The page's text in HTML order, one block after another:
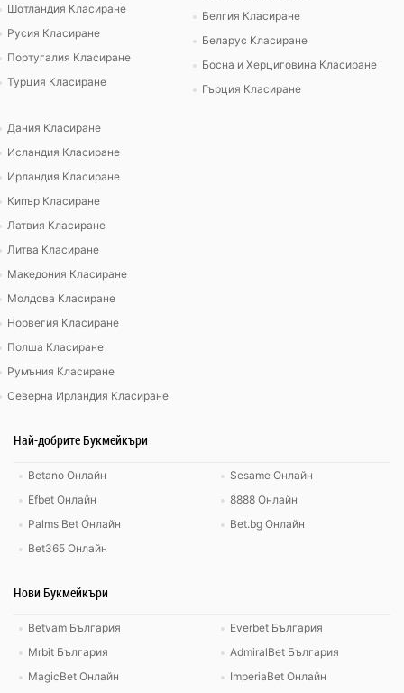
Шотландия Класиране
Русия Класиране
Португалия Класиране
Турция Класиране
Белгия Класиране
Беларус Класиране
Босна и Херциговина Класиране
Гърция Класиране
Дания Класиране
Исландия Класиране
Ирландия Класиране
Кипър Класиране
Латвия Класиране
Литва Класиране
Македония Класиране
Молдова Класиране
Норвегия Класиране
Полша Класиране
Румъния Класиране
Северна Ирландия Класиране
Най-добрите Букмейкъри
Betano Онлайн
Efbet Онлайн
Palms Bet Онлайн
Bet365 Онлайн
Sesame Онлайн
8888 Онлайн
Bet.bg Онлайн
Нови Букмейкъри
Betvam България
Mrbit България
MagicBet Онлайн
Everbet България
AdmiralBet България
ImperiaBet Онлайн